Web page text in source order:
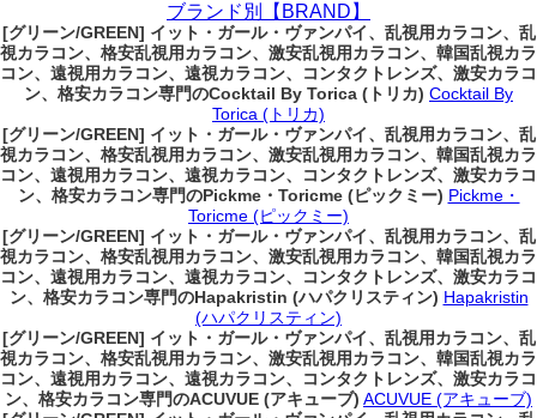
ブランド別【BRAND】
[グリーン/GREEN] イット・ガール・ヴァンパイ、乱視用カラコン、乱
視カラコン、格安乱視用カラコン、激安乱視用カラコン、韓国乱視カラ
コン、遠視用カラコン、遠視カラコン、コンタクトレンズ、激安カラコ
ン、格安カラコン専門のCocktail By Torica (トリカ) Cocktail By
Torica (トリカ)
[グリーン/GREEN] イット・ガール・ヴァンパイ、乱視用カラコン、乱
視カラコン、格安乱視用カラコン、激安乱視用カラコン、韓国乱視カラ
コン、遠視用カラコン、遠視カラコン、コンタクトレンズ、激安カラコ
ン、格安カラコン専門のPickme・Toricme (ピックミー) Pickme・
Toricme (ピックミー)
[グリーン/GREEN] イット・ガール・ヴァンパイ、乱視用カラコン、乱
視カラコン、格安乱視用カラコン、激安乱視用カラコン、韓国乱視カラ
コン、遠視用カラコン、遠視カラコン、コンタクトレンズ、激安カラコ
ン、格安カラコン専門のHapakristin (ハパクリスティン) Hapakristin
(ハパクリスティン)
[グリーン/GREEN] イット・ガール・ヴァンパイ、乱視用カラコン、乱
視カラコン、格安乱視用カラコン、激安乱視用カラコン、韓国乱視カラ
コン、遠視用カラコン、遠視カラコン、コンタクトレンズ、激安カラコ
ン、格安カラコン専門のACUVUE (アキューブ) ACUVUE (アキューブ)